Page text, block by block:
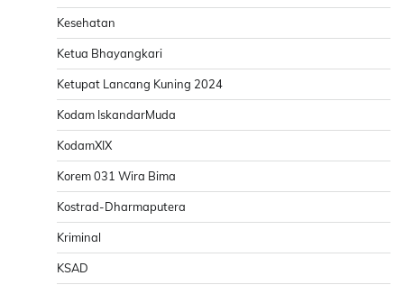
Kesehatan
Ketua Bhayangkari
Ketupat Lancang Kuning 2024
Kodam IskandarMuda
KodamXIX
Korem 031 Wira Bima
Kostrad-Dharmaputera
Kriminal
KSAD